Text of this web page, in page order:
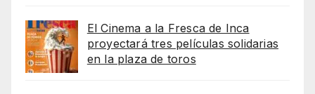
El Cinema a la Fresca de Inca
proyectará tres películas solidarias
en la plaza de toros